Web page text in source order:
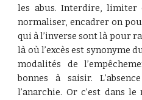
les abus. Interdire, limiter
normaliser, encadrer on
qui à l’inverse sont là pour
là où l’excès est synonyme
modalités de
bonnes à saisir.
l’anarchie. Or c’est dans